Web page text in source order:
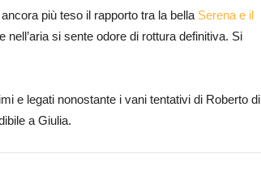
più teso il rapporto tra la bella Serena e il
si sente odore di rottura definitiva. Si
e legati nonostante i vani tentativi di Roberto di
a Giulia.